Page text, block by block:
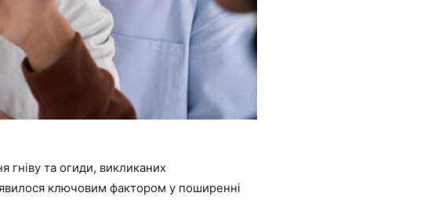
гніву та огиди, викликаних
ключовим фактором у поширенні